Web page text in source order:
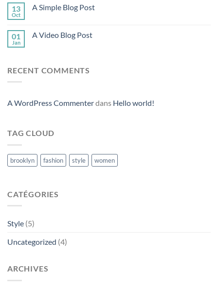
13
Oct
A Simple Blog Post
01
Jan
A Video Blog Post
RECENT COMMENTS
A WordPress Commenterdans Hello world!
TAG CLOUD
brooklyn fashion style women
CATÉGORIES
Style (5)
Uncategorized (4)
ARCHIVES